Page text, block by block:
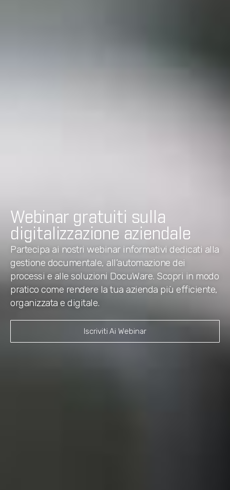
Webinar gratuiti sulla
digitalizzazione aziendale
Partecipa ai nostri webinar informativi dedicati alla
gestione documentale, all’automazione dei
processi e alle soluzioni DocuWare. Scopri in modo
pratico come rendere la tua azienda più efficiente,
organizzata e digitale.
Iscriviti Ai Webinar